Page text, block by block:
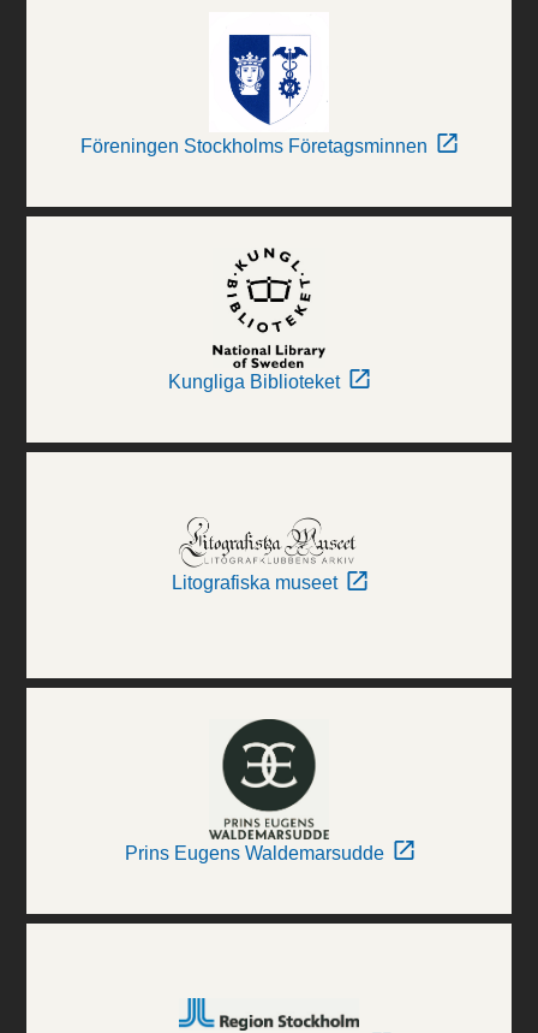
Föreningen Stockholms Företagsminnen
Kungliga Biblioteket
Litografiska museet
Prins Eugens Waldemarsudde